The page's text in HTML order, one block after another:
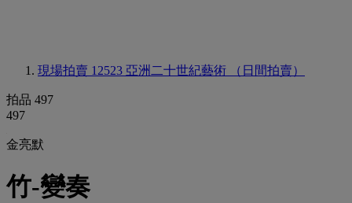
現場拍賣 12523 亞洲二十世紀藝術 （日間拍賣）
拍品 497
497
金亮默
竹-變奏